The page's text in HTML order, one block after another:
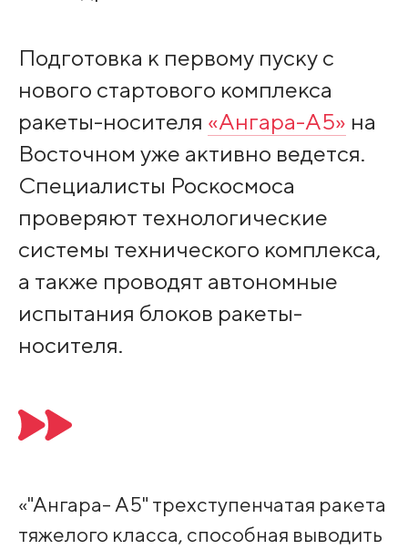
Подготовка к первому пуску с
нового стартового комплекса
ракеты-носителя «Ангара-А5» на
Восточном уже активно ведется.
Специалисты Роскосмоса
проверяют технологические
системы технического комплекса,
а также проводят автономные
испытания блоков ракеты-
носителя.
«"Ангара- А5" трехступенчатая ракета
тяжелого класса, способная выводить